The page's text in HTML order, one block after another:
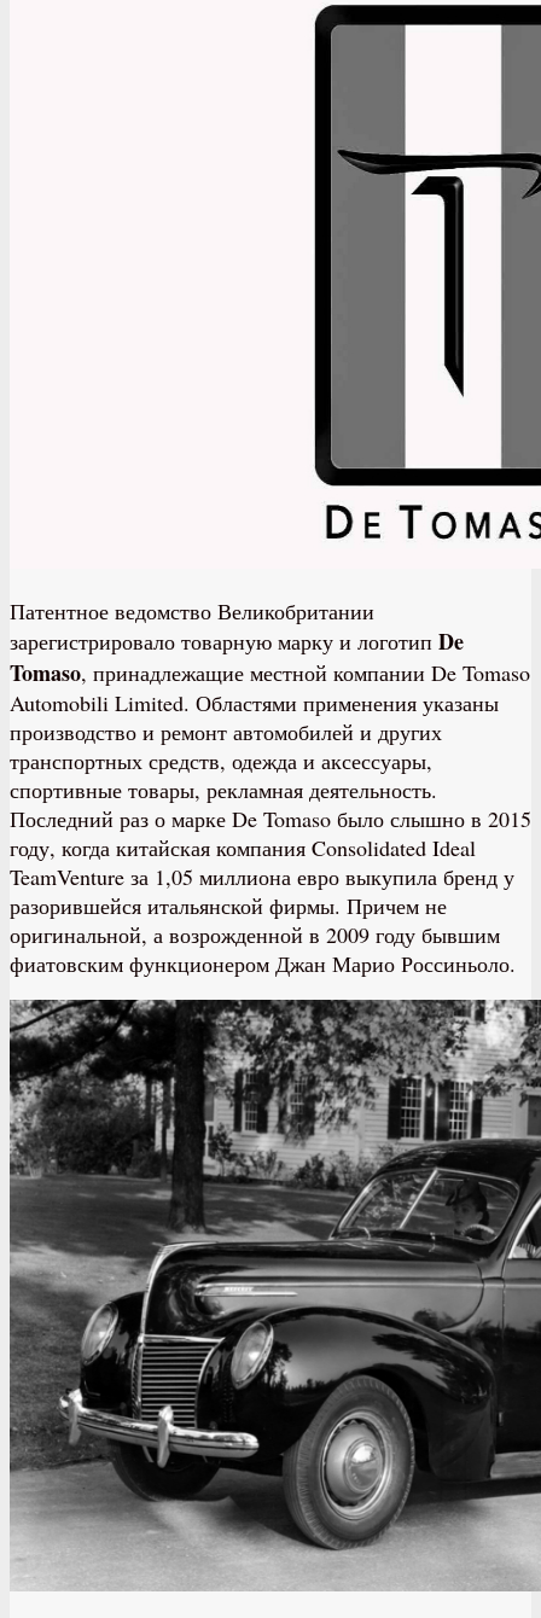
Патентное ведомство Великобритании
зарегистрировало товарную марку и логотип De
Tomaso, принадлежащие местной компании De Tomaso
Automobili Limited. Областями применения указаны
производство и ремонт автомобилей и других
транспортных средств, одежда и аксессуары,
спортивные товары, рекламная деятельность.
Последний раз о марке De Tomaso было слышно в 2015
году, когда китайская компания Consolidated Ideal
TeamVenture за 1,05 миллиона евро выкупила бренд у
разорившейся итальянской фирмы. Причем не
оригинальной, а возрожденной в 2009 году бывшим
фиатовским функционером Джан Марио Россиньоло.